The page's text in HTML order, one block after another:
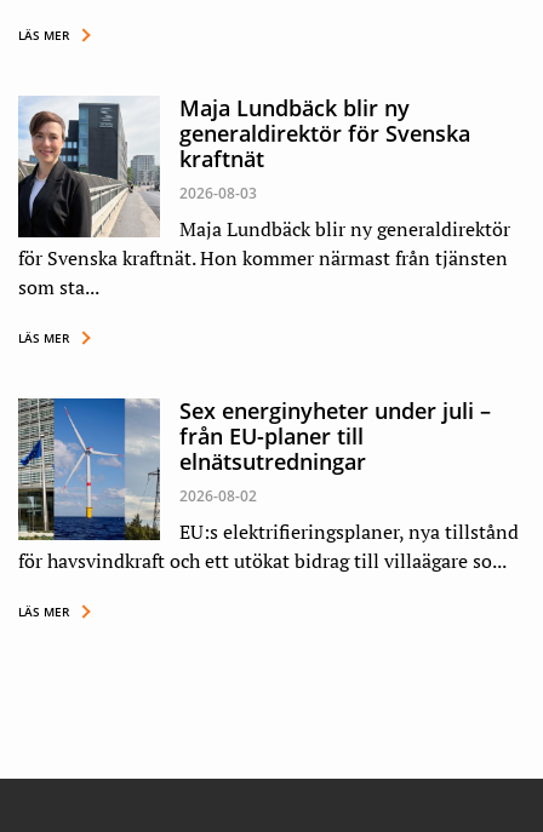
LÄS MER
Maja Lundbäck blir ny
generaldirektör för Svenska
kraftnät
2026-08-03
Maja Lundbäck blir ny generaldirektör
för Svenska kraftnät. Hon kommer närmast från tjänsten
som sta...
LÄS MER
Sex energinyheter under juli –
från EU-planer till
elnätsutredningar
2026-08-02
EU:s elektrifieringsplaner, nya tillstånd
för havsvindkraft och ett utökat bidrag till villaägare so...
LÄS MER